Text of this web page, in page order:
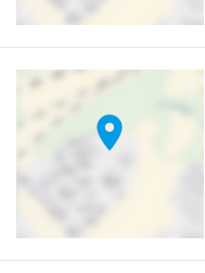
location_on